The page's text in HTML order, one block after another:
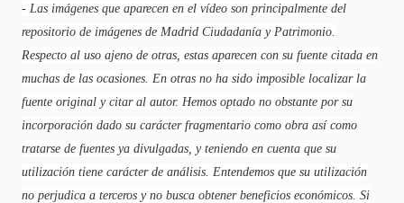
- Las imágenes que aparecen en el vídeo son principalmente del
repositorio de imágenes de Madrid Ciudadanía y Patrimonio.
Respecto al uso ajeno de otras, estas aparecen con su fuente citada en
muchas de las ocasiones. En otras no ha sido imposible localizar la
fuente original y citar al autor. Hemos optado no obstante por su
incorporación dado su carácter fragmentario como obra así como
tratarse de fuentes ya divulgadas, y teniendo en cuenta que su
utilización tiene carácter de análisis. Entendemos que su utilización
no perjudica a terceros y no busca obtener beneficios económicos. Si